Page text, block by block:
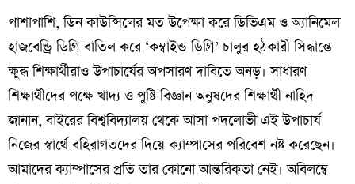
​পাশাপাশি, ডিন কাউন্সিলের মত উপেক্ষা করে ডিভিএম ও অ্যানিমেল
হাজবেন্ড্রি ডিগ্রি বাতিল করে ‘কম্বাইন্ড ডিগ্রি’ চালুর হঠকারী সিদ্ধান্তে
ক্ষুব্ধ শিক্ষার্থীরাও উপাচার্যের অপসারণ দাবিতে অনড়। সাধারণ
শিক্ষার্থীদের পক্ষে খাদ্য ও পুষ্টি বিজ্ঞান অনুষদের শিক্ষার্থী নাহিদ
জানান, বাইরের বিশ্ববিদ্যালয় থেকে আসা পদলোভী এই উপাচার্য
নিজের স্বার্থে বহিরাগতদের দিয়ে ক্যাম্পাসের পরিবেশ নষ্ট করেছেন।
আমাদের ক্যাম্পাসের প্রতি তার কোনো আন্তরিকতা নেই। অবিলম্বে